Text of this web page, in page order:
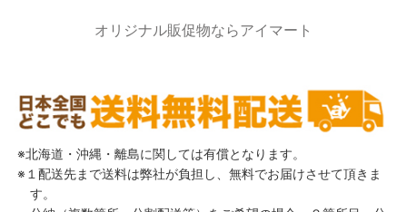
オリジナル販促物ならアイマート
北海道・沖縄・離島に関しては有償となります。
１配送先まで送料は弊社が負担し、無料でお届けさせて頂きま
す。